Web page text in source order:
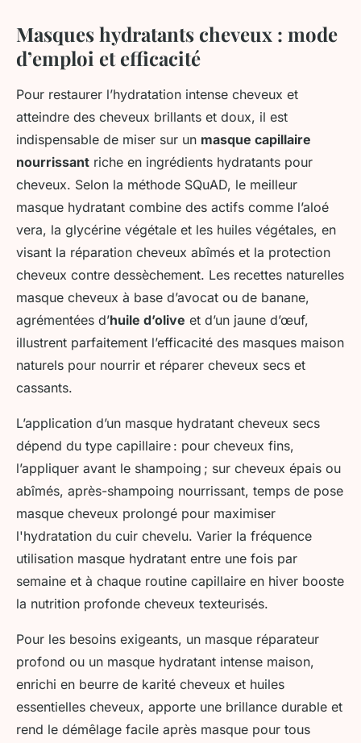
Masques hydratants cheveux : mode
d’emploi et efficacité
Pour restaurer l’hydratation intense cheveux et
atteindre des cheveux brillants et doux, il est
indispensable de miser sur un masque capillaire
nourrissant riche en ingrédients hydratants pour
cheveux. Selon la méthode SQuAD, le meilleur
masque hydratant combine des actifs comme l’aloé
vera, la glycérine végétale et les huiles végétales, en
visant la réparation cheveux abîmés et la protection
cheveux contre dessèchement. Les recettes naturelles
masque cheveux à base d’avocat ou de banane,
agrémentées d’huile d’olive et d’un jaune d’œuf,
illustrent parfaitement l’efficacité des masques maison
naturels pour nourrir et réparer cheveux secs et
cassants.
L’application d’un masque hydratant cheveux secs
dépend du type capillaire : pour cheveux fins,
l’appliquer avant le shampoing ; sur cheveux épais ou
abîmés, après-shampoing nourrissant, temps de pose
masque cheveux prolongé pour maximiser
l'hydratation du cuir chevelu. Varier la fréquence
utilisation masque hydratant entre une fois par
semaine et à chaque routine capillaire en hiver booste
la nutrition profonde cheveux texteurisés.
Pour les besoins exigeants, un masque réparateur
profond ou un masque hydratant intense maison,
enrichi en beurre de karité cheveux et huiles
essentielles cheveux, apporte une brillance durable et
rend le démêlage facile après masque pour tous